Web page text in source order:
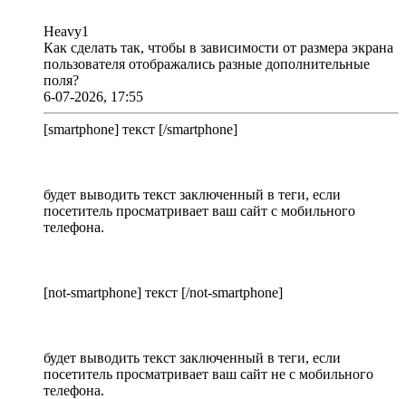
Heavy1
Как сделать так, чтобы в зависимости от размера экрана
пользователя отображались разные дополнительные
поля?
6-07-2026, 17:55
[smartphone] текст [/smartphone]
будет выводить текст заключенный в теги, если
посетитель просматривает ваш сайт с мобильного
телефона.
[not-smartphone] текст [/not-smartphone]
будет выводить текст заключенный в теги, если
посетитель просматривает ваш сайт не с мобильного
телефона.